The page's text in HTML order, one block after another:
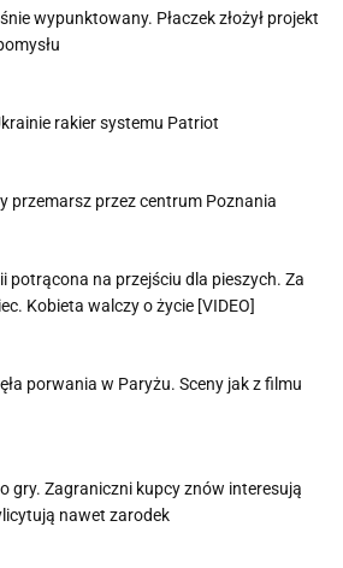
wypunktowany. Płaczek złożył projekt
rakier systemu Patriot
przemarsz przez centrum Poznania
potrącona na przejściu dla pieszych. Za
Kobieta walczy o życie [VIDEO]
porwania w Paryżu. Sceny jak z filmu
gry. Zagraniczni kupcy znów interesują
nawet zarodek